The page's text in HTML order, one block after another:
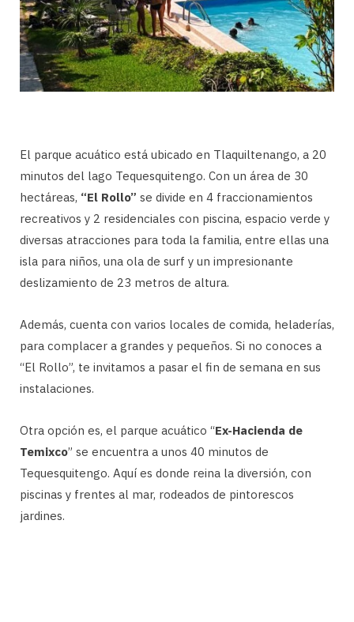
El parque acuático está ubicado en Tlaquiltenango, a 20
minutos del lago Tequesquitengo. Con un área de 30
hectáreas, “El Rollo” se divide en 4 fraccionamientos
recreativos y 2 residenciales con piscina, espacio verde y
diversas atracciones para toda la familia, entre ellas una
isla para niños, una ola de surf y un impresionante
deslizamiento de 23 metros de altura.
Además, cuenta con varios locales de comida, heladerías,
para complacer a grandes y pequeños. Si no conoces a
“El Rollo”, te invitamos a pasar el fin de semana en sus
instalaciones.
Otra opción es, el parque acuático “Ex-Hacienda de
Temixco” se encuentra a unos 40 minutos de
Tequesquitengo. Aquí es donde reina la diversión, con
piscinas y frentes al mar, rodeados de pintorescos
jardines.